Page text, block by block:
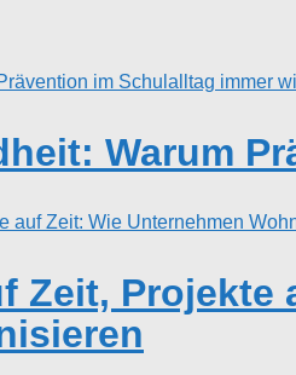
Warum
Zeit, Projekte